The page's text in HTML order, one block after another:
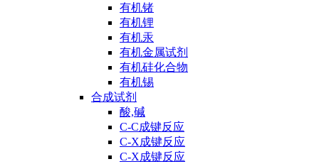
有机锗
有机锂
有机汞
有机金属试剂
有机硅化合物
有机锡
合成试剂
酸,碱
C-C成键反应
C-X成键反应
C-X成键反应